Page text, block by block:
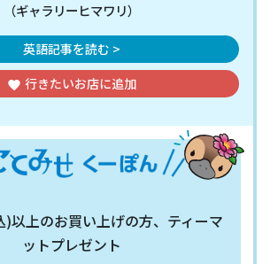
（ギャラリーヒマワリ）
英語記事を読む >
favorite 行きたいお店に追加
以上のお買い上げの方、ティーマ
ットプレゼント